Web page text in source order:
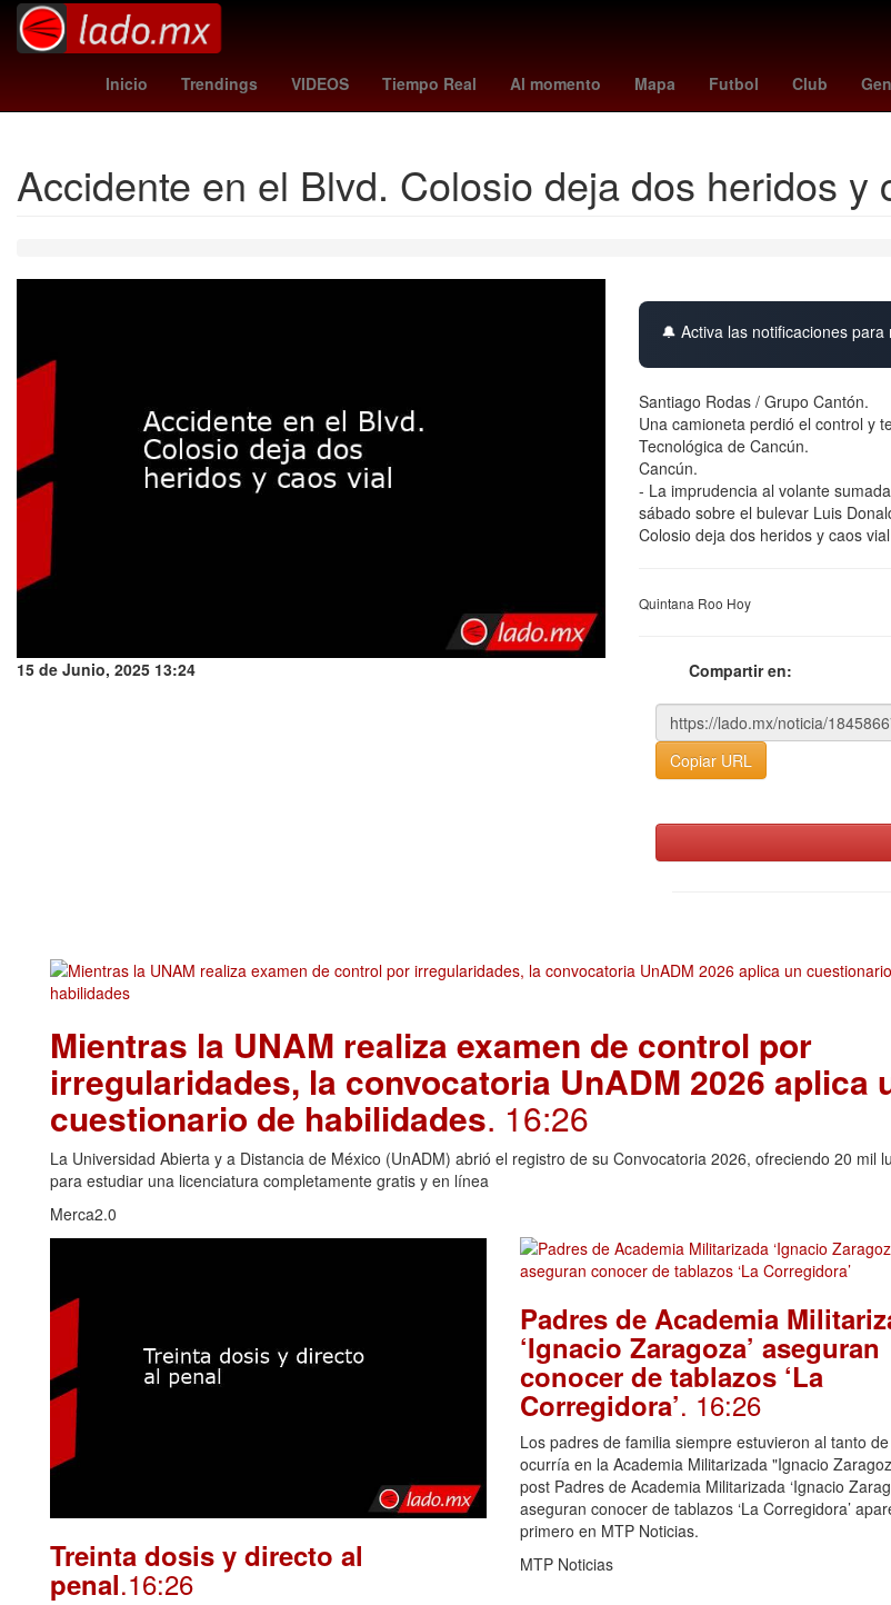
Inicio Trendings VIDEOS Tiempo Real Al momento Mapa Futbol Club
leon fc fortaleza - palmeiras Gustavo Petro HBO league cup 2026 alto al fuego
Accidente en el Blvd. Colosio deja dos heridos y
15 de Junio, 2025 13:24
🔔 Activa las notificaciones
Santiago Rodas / Grupo Cantón.
Una camioneta perdió el control y
Tecnológica de Cancún.
Cancún.
- La imprudencia al volante
sábado sobre el bulevar Luis
Colosio deja dos heridos y caos
Quintana Roo Hoy
Compartir en:
Copiar URL
Mientras la UNAM realiza examen de control por
irregularidades, la convocatoria UnADM 2026 aplica
cuestionario de habilidades. 16:26
La Universidad Abierta y a Distancia de México (UnADM) abrió el registro de su Convocatoria 2026, ofreciendo 20 mil
para estudiar una licenciatura completamente gratis y en línea
Merca2.0
Treinta dosis y directo al
penal.16:26
Padres de Academia
‘Ignacio Zaragoza’ aseguran
conocer de tablazos ‘La
Corregidora’. 16:26
Los padres de familia siempre estuvieron al tanto
ocurría en la Academia Militarizada "Ignacio
post Padres de Academia Militarizada ‘Ignacio
aseguran conocer de tablazos ‘La Corregidora’
primero en MTP Noticias.
MTP Noticias